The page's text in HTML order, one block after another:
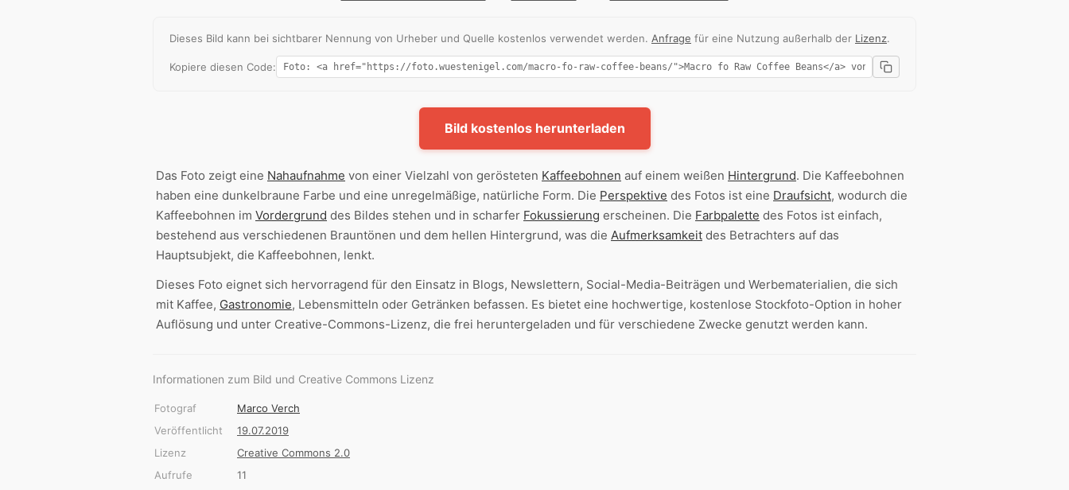
Dieses Bild kann bei sichtbarer Nennung von Urheber und Quelle kostenlos verwendet werden. Anfrage für eine Nutzung außerhalb der Lizenz.
Kopiere diesen Code:
Bild kostenlos herunterladen
Das Foto zeigt eine Nahaufnahme von einer Vielzahl von gerösteten Kaffeebohnen auf einem weißen Hintergrund. Die Kaffeebohnen
haben eine dunkelbraune Farbe und eine unregelmäßige, natürliche Form. Die Perspektive des Fotos ist eine Draufsicht, wodurch die
Kaffeebohnen im Vordergrund des Bildes stehen und in scharfer Fokussierung erscheinen. Die Farbpalette des Fotos ist einfach,
bestehend aus verschiedenen Brauntönen und dem hellen Hintergrund, was die Aufmerksamkeit des Betrachters auf das
Hauptsubjekt, die Kaffeebohnen, lenkt.
Dieses Foto eignet sich hervorragend für den Einsatz in Blogs, Newslettern, Social-Media-Beiträgen und Werbematerialien, die sich
mit Kaffee, Gastronomie, Lebensmitteln oder Getränken befassen. Es bietet eine hochwertige, kostenlose Stockfoto-Option in hoher
Auflösung und unter Creative-Commons-Lizenz, die frei heruntergeladen und für verschiedene Zwecke genutzt werden kann.
Informationen zum Bild und Creative Commons Lizenz
Fotograf
Marco Verch
Veröffentlicht
19.07.2019
Lizenz
Creative Commons 2.0
Aufrufe
11